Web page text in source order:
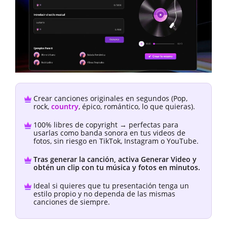
Crear canciones originales en segundos (Pop,
rock, country, épico, romántico, lo que quieras).
100% libres de copyright → perfectas para
usarlas como banda sonora en tus videos de
fotos, sin riesgo en TikTok, Instagram o YouTube.
Tras generar la canción, activa Generar Video y
obtén un clip con tu música y fotos en minutos.
Ideal si quieres que tu presentación tenga un
estilo propio y no dependa de las mismas
canciones de siempre.